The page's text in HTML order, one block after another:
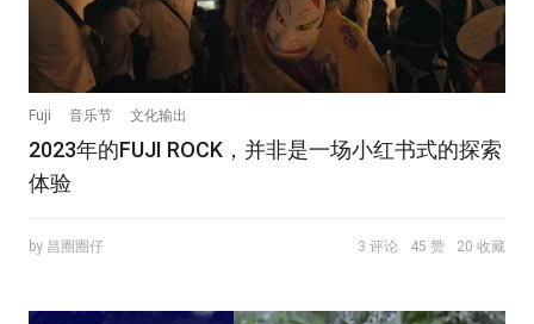
Fuji 音乐节 文化输出
2023年的FUJI ROCK，并非是一场小红书式的探索
体验
by 昌圈圈仔 3 评论 45 赞 20 收藏